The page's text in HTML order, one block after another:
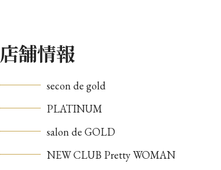
店舗情報
secon de gold
PLATINUM
salon de GOLD
NEW CLUB Pretty WOMAN